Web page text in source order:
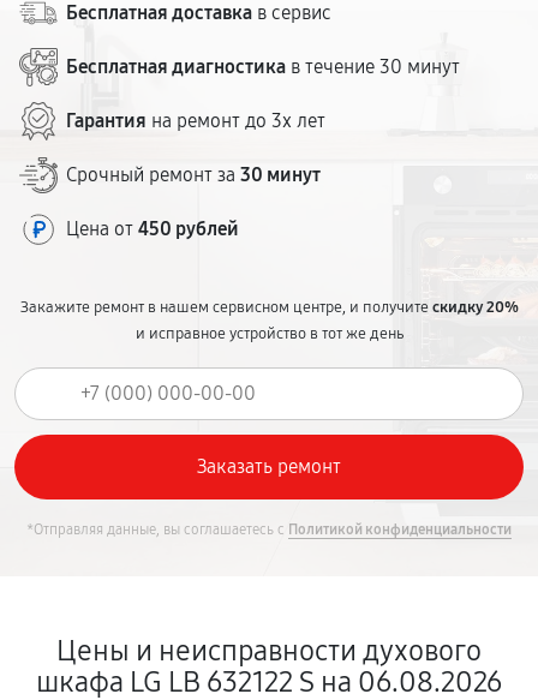
Бесплатная доставка в сервис
Бесплатная диагностика в течение 30 минут
Гарантия на ремонт до 3х лет
Срочный ремонт за 30 минут
Цена от 450 рублей
Закажите ремонт в нашем сервисном центре, и получитескидку 20%
и исправное устройство в тот же день
*Отправляя данные, вы соглашаетесь с Политикой конфиденциальности
Цены и неисправности духового
шкафа LG LB 632122 S на 06.08.2026